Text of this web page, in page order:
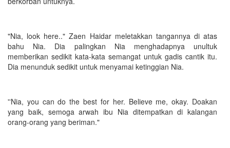
"Nia, look here.." Zaen Haidar meletakkan tangannya di atas
bahu Nia. Dia palingkan Nia menghadapnya unultuk
memberikan sedikit kata-kata semangat untuk gadis cantik itu.
Dia menunduk sedikit untuk menyamai ketinggian Nia.
''Nia, you can do the best for her. Believe me, okay. Doakan
yang baik, semoga arwah ibu Nia ditempatkan di kalangan
orang-orang yang beriman."